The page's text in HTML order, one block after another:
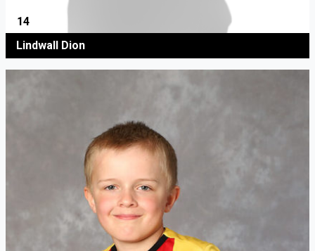
14
Lindwall Dion